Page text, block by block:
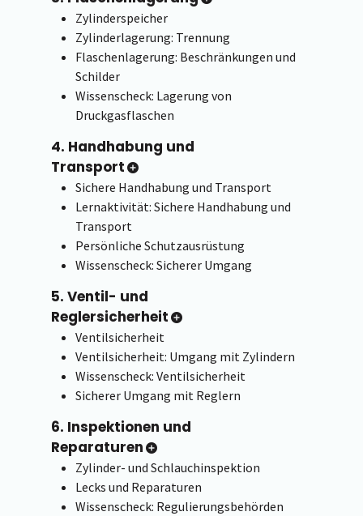
Zylinderspeicher
Zylinderlagerung: Trennung
Flaschenlagerung: Beschränkungen und
Schilder
Wissenscheck: Lagerung von
Druckgasflaschen
4. Handhabung und
Transport
Sichere Handhabung und Transport
Lernaktivität: Sichere Handhabung und
Transport
Persönliche Schutzausrüstung
Wissenscheck: Sicherer Umgang
5. Ventil- und
Reglersicherheit
Ventilsicherheit
Ventilsicherheit: Umgang mit Zylindern
Wissenscheck: Ventilsicherheit
Sicherer Umgang mit Reglern
6. Inspektionen und
Reparaturen
Zylinder- und Schlauchinspektion
Lecks und Reparaturen
Wissenscheck: Regulierungsbehörden